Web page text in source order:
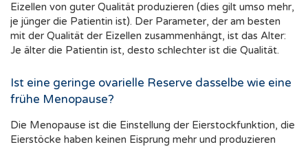
Eizellen von guter Qualität produzieren (dies gilt umso mehr,
je jünger die Patientin ist). Der Parameter, der am besten
mit der Qualität der Eizellen zusammenhängt, ist das Alter:
Je älter die Patientin ist, desto schlechter ist die Qualität.
Ist eine geringe ovarielle Reserve dasselbe wie eine
frühe Menopause?
Die Menopause ist die Einstellung der Eierstockfunktion, die
Eierstöcke haben keinen Eisprung mehr und produzieren